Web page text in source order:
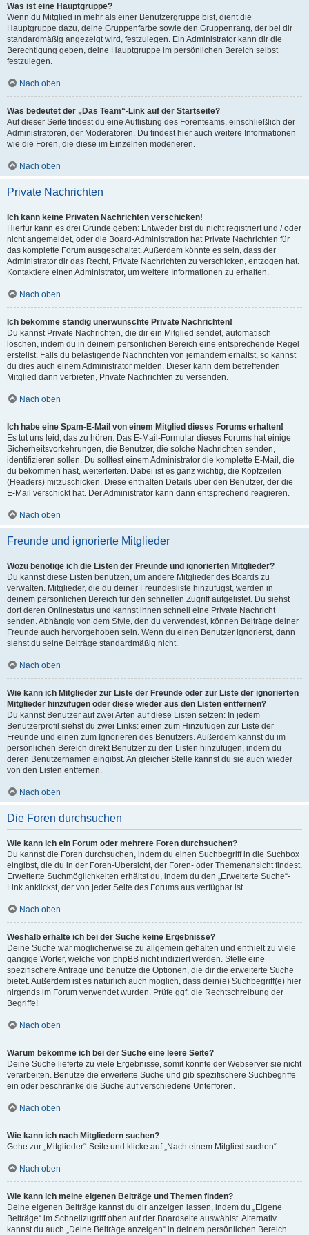
Was ist eine Hauptgruppe?
Wenn du Mitglied in mehr als einer Benutzergruppe bist, dient die
Hauptgruppe dazu, deine Gruppenfarbe sowie den Gruppenrang, der bei dir
standardmäßig angezeigt wird, festzulegen. Ein Administrator kann dir die
Berechtigung geben, deine Hauptgruppe im persönlichen Bereich selbst
festzulegen.
Nach oben
Was bedeutet der „Das Team“-Link auf der Startseite?
Auf dieser Seite findest du eine Auflistung des Forenteams, einschließlich der
Administratoren, der Moderatoren. Du findest hier auch weitere Informationen
wie die Foren, die diese im Einzelnen moderieren.
Nach oben
Private Nachrichten
Ich kann keine Privaten Nachrichten verschicken!
Hierfür kann es drei Gründe geben: Entweder bist du nicht registriert und / oder
nicht angemeldet, oder die Board-Administration hat Private Nachrichten für
das komplette Forum ausgeschaltet. Außerdem könnte es sein, dass der
Administrator dir das Recht, Private Nachrichten zu verschicken, entzogen hat.
Kontaktiere einen Administrator, um weitere Informationen zu erhalten.
Nach oben
Ich bekomme ständig unerwünschte Private Nachrichten!
Du kannst Private Nachrichten, die dir ein Mitglied sendet, automatisch
löschen, indem du in deinem persönlichen Bereich eine entsprechende Regel
erstellst. Falls du belästigende Nachrichten von jemandem erhältst, so kannst
du dies auch einem Administrator melden. Dieser kann dem betreffenden
Mitglied dann verbieten, Private Nachrichten zu versenden.
Nach oben
Ich habe eine Spam-E-Mail von einem Mitglied dieses Forums erhalten!
Es tut uns leid, das zu hören. Das E-Mail-Formular dieses Forums hat einige
Sicherheitsvorkehrungen, die Benutzer, die solche Nachrichten senden,
identifizieren sollen. Du solltest einem Administrator die komplette E-Mail, die
du bekommen hast, weiterleiten. Dabei ist es ganz wichtig, die Kopfzeilen
(Headers) mitzuschicken. Diese enthalten Details über den Benutzer, der die
E-Mail verschickt hat. Der Administrator kann dann entsprechend reagieren.
Nach oben
Freunde und ignorierte Mitglieder
Wozu benötige ich die Listen der Freunde und ignorierten Mitglieder?
Du kannst diese Listen benutzen, um andere Mitglieder des Boards zu
verwalten. Mitglieder, die du deiner Freundesliste hinzufügst, werden in
deinem persönlichen Bereich für den schnellen Zugriff aufgelistet. Du siehst
dort deren Onlinestatus und kannst ihnen schnell eine Private Nachricht
senden. Abhängig von dem Style, den du verwendest, können Beiträge deiner
Freunde auch hervorgehoben sein. Wenn du einen Benutzer ignorierst, dann
siehst du seine Beiträge standardmäßig nicht.
Nach oben
Wie kann ich Mitglieder zur Liste der Freunde oder zur Liste der ignorierten
Mitglieder hinzufügen oder diese wieder aus den Listen entfernen?
Du kannst Benutzer auf zwei Arten auf diese Listen setzen: In jedem
Benutzerprofil siehst du zwei Links: einen zum Hinzufügen zur Liste der
Freunde und einen zum Ignorieren des Benutzers. Außerdem kannst du im
persönlichen Bereich direkt Benutzer zu den Listen hinzufügen, indem du
deren Benutzernamen eingibst. An gleicher Stelle kannst du sie auch wieder
von den Listen entfernen.
Nach oben
Die Foren durchsuchen
Wie kann ich ein Forum oder mehrere Foren durchsuchen?
Du kannst die Foren durchsuchen, indem du einen Suchbegriff in die Suchbox
eingibst, die du in der Foren-Übersicht, der Foren- oder Themenansicht findest.
Erweiterte Suchmöglichkeiten erhältst du, indem du den „Erweiterte Suche“-
Link anklickst, der von jeder Seite des Forums aus verfügbar ist.
Nach oben
Weshalb erhalte ich bei der Suche keine Ergebnisse?
Deine Suche war möglicherweise zu allgemein gehalten und enthielt zu viele
gängige Wörter, welche von phpBB nicht indiziert werden. Stelle eine
spezifischere Anfrage und benutze die Optionen, die dir die erweiterte Suche
bietet. Außerdem ist es natürlich auch möglich, dass dein(e) Suchbegriff(e) hier
nirgends im Forum verwendet wurden. Prüfe ggf. die Rechtschreibung der
Begriffe!
Nach oben
Warum bekomme ich bei der Suche eine leere Seite?
Deine Suche lieferte zu viele Ergebnisse, somit konnte der Webserver sie nicht
verarbeiten. Benutze die erweiterte Suche und gib spezifischere Suchbegriffe
ein oder beschränke die Suche auf verschiedene Unterforen.
Nach oben
Wie kann ich nach Mitgliedern suchen?
Gehe zur „Mitglieder“-Seite und klicke auf „Nach einem Mitglied suchen“.
Nach oben
Wie kann ich meine eigenen Beiträge und Themen finden?
Deine eigenen Beiträge kannst du dir anzeigen lassen, indem du „Eigene
Beiträge“ im Schnellzugriff oben auf der Boardseite auswählst. Alternativ
kannst du auch „Deine Beiträge anzeigen“ in deinem persönlichen Bereich